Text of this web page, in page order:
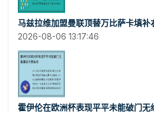
马兹拉维加盟曼联顶替万比萨卡填补
2026-08-06 13:17:46
霍伊伦在欧洲杯表现平平未能破门无